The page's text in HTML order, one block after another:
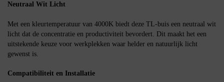
Neutraal Wit Licht
Met een kleurtemperatuur van 4000K biedt deze TL-buis een neutraal wit
licht dat de concentratie en productiviteit bevordert. Dit maakt het een
uitstekende keuze voor werkplekken waar helder en natuurlijk licht
gewenst is.
Compatibiliteit en Installatie